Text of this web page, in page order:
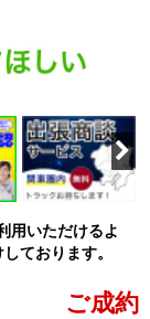
用いただけるよ
ております。
ご成約